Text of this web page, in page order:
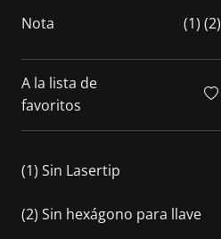
Nota (1) (2)
A la lista de
favoritos
(1) Sin Lasertip
(2) Sin hexágono para llave